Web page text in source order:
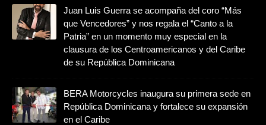
Juan Luis Guerra se acompaña del coro “Más
que Vencedores” y nos regala el “Canto a la
Patria” en un momento muy especial en la
clausura de los Centroamericanos y del Caribe
de su República Dominicana
BERA Motorcycles inaugura su primera sede en
República Dominicana y fortalece su expansión
en el Caribe